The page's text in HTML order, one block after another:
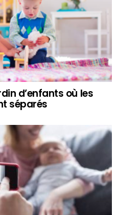
d’enfants où les
séparés